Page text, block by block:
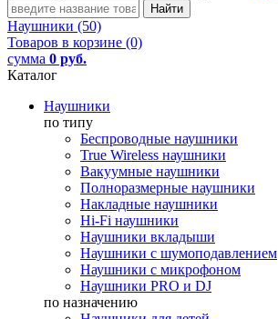
Наушники (50)
Товаров в корзине (0)
сумма 0 руб.
Каталог
Наушники
по типу
Беспроводные наушники
True Wireless наушники
Вакуумные наушники
Полноразмерные наушники
Накладные наушники
Hi-Fi наушники
Наушники вкладыши
Наушники с шумоподавлением
Наушники с микрофоном
Наушники PRO и DJ
по назначению